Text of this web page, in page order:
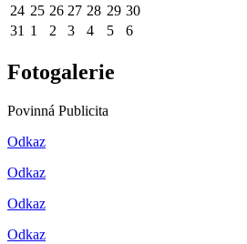
24 25 26 27 28 29 30
31 1 2 3 4 5 6
Fotogalerie
Povinná Publicita
Odkaz
Odkaz
Odkaz
Odkaz